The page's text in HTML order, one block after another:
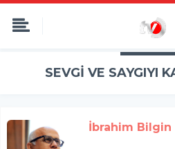
SEVGİ VE SAYGIYI
İbrahim Bilgin